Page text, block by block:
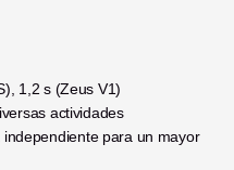
1,2 s (Zeus V1)
actividades
para un mayor